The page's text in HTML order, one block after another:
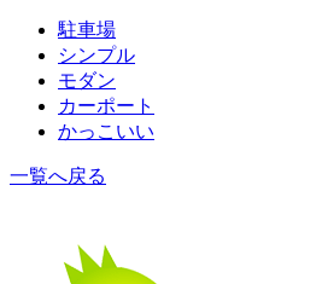
駐車場
シンプル
モダン
カーポート
かっこいい
一覧へ戻る